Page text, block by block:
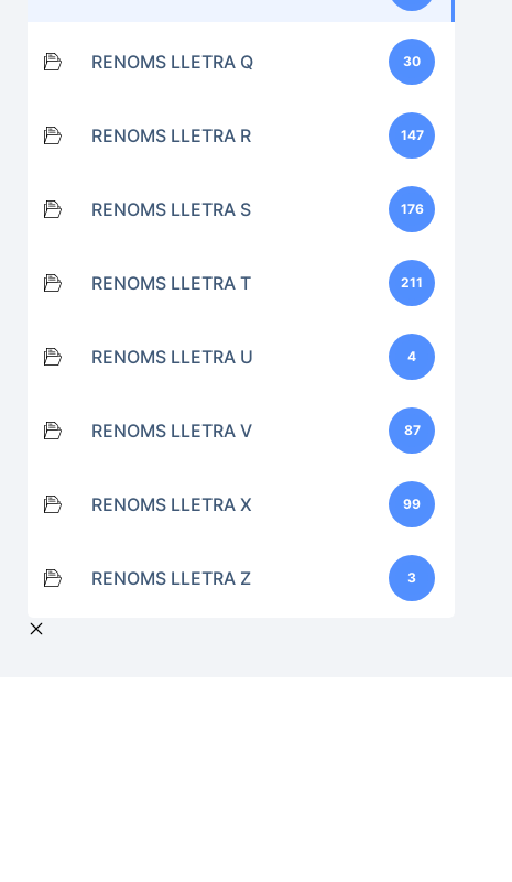
RENOMS LLETRA Q 30
RENOMS LLETRA R 147
RENOMS LLETRA S 176
RENOMS LLETRA T 211
RENOMS LLETRA U 4
RENOMS LLETRA V 87
RENOMS LLETRA X 99
RENOMS LLETRA Z 3